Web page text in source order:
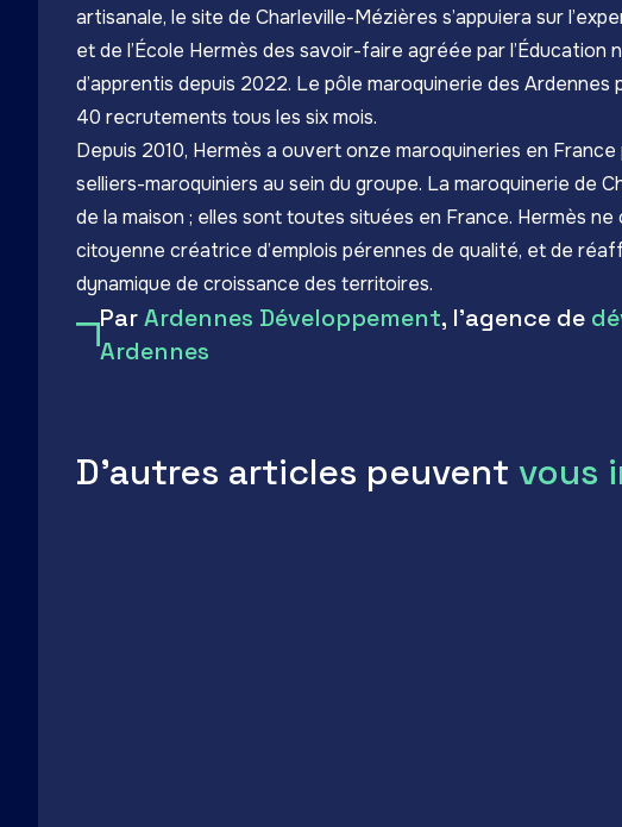
artisanale, le site de Charleville-Mézières s’appuiera sur
et de l’École Hermès des savoir-faire agréée par
d’apprentis depuis 2022. Le pôle maroquinerie des
40 recrutements tous les six mois.
Depuis 2010, Hermès a ouvert onze maroquineries en
selliers-maroquiniers au sein du groupe. La maroquinerie de
de la maison ; elles sont toutes situées en France. Hermès
citoyenne créatrice d’emplois pérennes de qualité, et de
dynamique de croissance des territoires.
ParArdennes Développement, l'agence de
Ardennes
LinkedInFacebookTwitterEmail
D'autres articles peuvent vous